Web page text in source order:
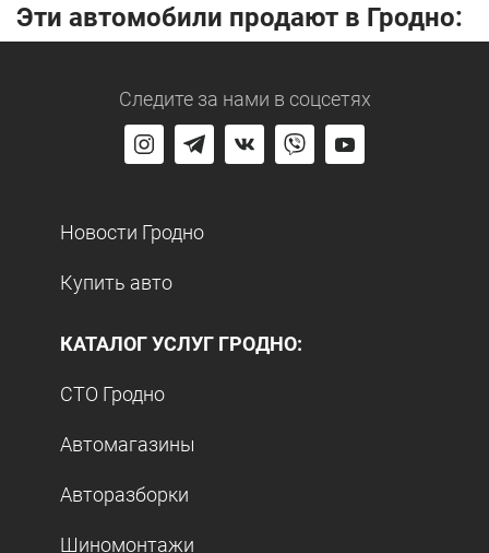
Эти автомобили продают в Гродно:
Следите за нами в соцсетях
Новости Гродно
Купить авто
КАТАЛОГ УСЛУГ ГРОДНО:
СТО Гродно
Автомагазины
Авторазборки
Шиномонтажи